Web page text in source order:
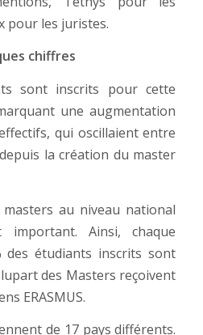
pour les juristes.
chiffres
sont inscrits pour cette
une augmentation
qui oscillaient entre
la création du master
au niveau national
Ainsi, chaque
des étudiants inscrits sont
des Masters reçoivent
ERASMUS.
de 17 pays différents.